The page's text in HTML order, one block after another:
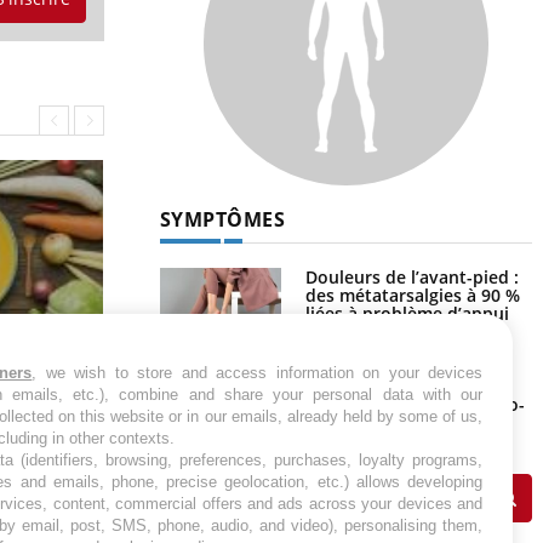
: Comment nous percevons le chaud
et le froid : une recherche éclaire le
sujet
LES MALADIES
pression artérielle chute
au lever
graves
Maladie de Charcot
(Sclérose latérale
amyotrophique)
, we wish to store and access information on your devices
emails, etc.), combine and share your personal data with our
on this website or in our emails, already held by some of us,
in other contexts.
(identifiers, browsing, preferences, purchases, loyalty programs,
and emails, phone, precise geolocation, etc.) allows developing
content, commercial offers and ads across your devices and
email, post, SMS, phone, audio, and video), personalising them,